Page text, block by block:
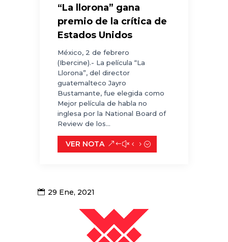
“La llorona” gana
premio de la crítica de
Estados Unidos
México, 2 de febrero
(Ibercine).- La película “La
Llorona”, del director
guatemalteco Jayro
Bustamante, fue elegida como
Mejor película de habla no
inglesa por la National Board of
Review de los...
VER NOTA
29 Ene, 2021